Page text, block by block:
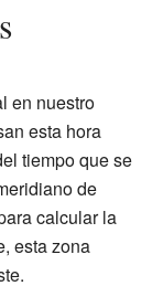
en nuestro
esta hora
tiempo que se
de
calcular la
esta zona